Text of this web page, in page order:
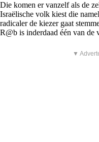
Die komen er vanzelf als de
Israëlische volk kiest die
radicaler de kiezer gaat
R@b is inderdaad één van de
▼